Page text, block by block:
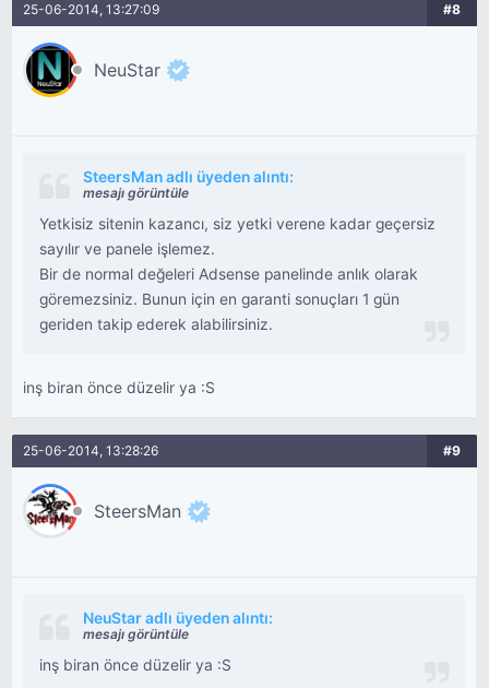
25-06-2014, 13:27:09 #8
NeuStar
SteersMan adlı üyeden alıntı:
mesajı görüntüle
Yetkisiz sitenin kazancı, siz yetki verene kadar geçersiz
sayılır ve panele işlemez.
Bir de normal değeleri Adsense panelinde anlık olarak
göremezsiniz. Bunun için en garanti sonuçları 1 gün
geriden takip ederek alabilirsiniz.
inş biran önce düzelir ya :S
25-06-2014, 13:28:26 #9
SteersMan
NeuStar adlı üyeden alıntı:
mesajı görüntüle
inş biran önce düzelir ya :S